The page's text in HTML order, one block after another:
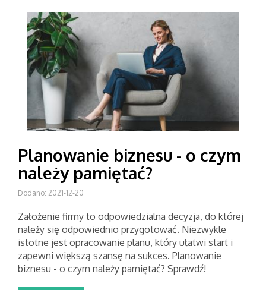
Planowanie biznesu - o czym
należy pamiętać?
Dodano: 2021-12-20
Założenie firmy to odpowiedzialna decyzja, do której
należy się odpowiednio przygotować. Niezwykle
istotne jest opracowanie planu, który ułatwi start i
zapewni większą szansę na sukces. Planowanie
biznesu - o czym należy pamiętać? Sprawdź!